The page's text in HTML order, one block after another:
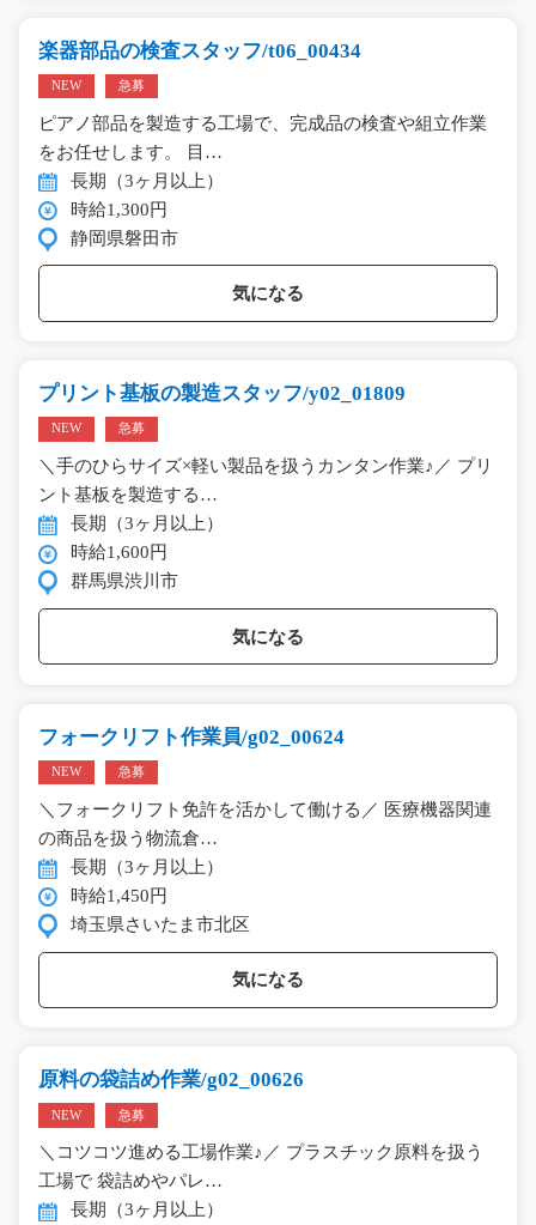
楽器部品の検査スタッフ/t06_00434
NEW 急募
ピアノ部品を製造する工場で、完成品の検査や組立作業
をお任せします。 目…
長期（3ヶ月以上）
時給1,300円
静岡県磐田市
気になる
プリント基板の製造スタッフ/y02_01809
NEW 急募
＼手のひらサイズ×軽い製品を扱うカンタン作業♪／ プリ
ント基板を製造する…
長期（3ヶ月以上）
時給1,600円
群馬県渋川市
気になる
フォークリフト作業員/g02_00624
NEW 急募
＼フォークリフト免許を活かして働ける／ 医療機器関連
の商品を扱う物流倉…
長期（3ヶ月以上）
時給1,450円
埼玉県さいたま市北区
気になる
原料の袋詰め作業/g02_00626
NEW 急募
＼コツコツ進める工場作業♪／ プラスチック原料を扱う
工場で 袋詰めやパレ…
長期（3ヶ月以上）